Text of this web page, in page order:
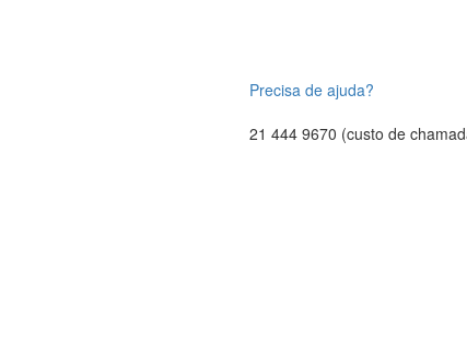
Precisa de ajuda?
21 444 9670 (custo de